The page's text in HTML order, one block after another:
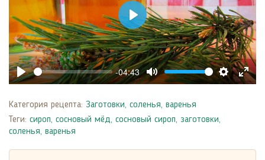
Play
-04:43
Mute
Settings
Enter
Play
Категория рецепта: Заготовки, соленья, варенья
Теги: сироп, сосновый мёд, сосновый сироп, заготовки,
соленья, варенья